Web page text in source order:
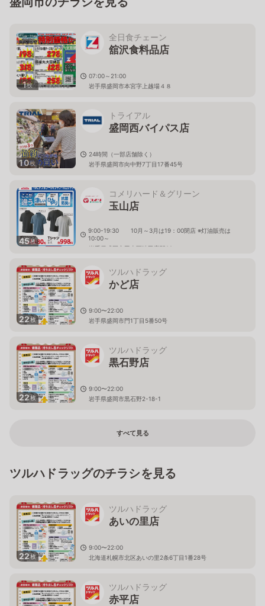
1枚
全日食チェーン
舘沢食料品店
07:00～21:00
岩手県盛岡市本宮字上越場４８
10枚
トライアル
盛岡西バイパス店
24時間（一部店舗除く）
岩手県盛岡市向中野7丁目17番45号
45枚
コメリハード＆グリーン
玉山店
9:00-19:30 10月～3月は19：00閉店 ※灯油販売は
10:00～
岩手県盛岡市玉山区渋民字駅92
22枚
ツルハドラッグ
かど店
9:00〜22:00
岩手県盛岡市門1丁目5番50号
22枚
ツルハドラッグ
黒石野店
9:00〜22:00
岩手県盛岡市黒石野2-18-1
すべて見る
ツルハドラッグのチラシを見る
22枚
ツルハドラッグ
あいの里店
9:00〜22:00
北海道札幌市北区あいの里2条6丁目1番28号
ツルハドラッグ
赤平店